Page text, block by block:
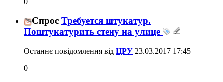
Спрос Требуется штукатур.
Поштукатурить стену на улице
Останнє повідомлення від ЦРУ 23.03.2017 17:45
0